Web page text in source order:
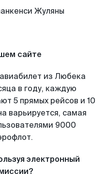
сайте
из Любека
в году, каждую
5 прямых рейсов и 10
варьируется, самая
9000
электронный